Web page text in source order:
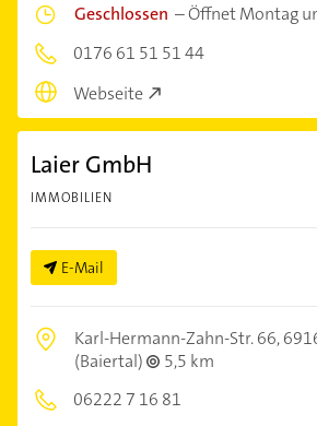
Geschlossen –Öffnet Montag
0176 61 51 51 44
Webseite
Laier GmbH
IMMOBILIEN
E-Mail
Karl-Hermann-Zahn-Str. 66,
(Baiertal)
5,5 km
06222 7 16 81